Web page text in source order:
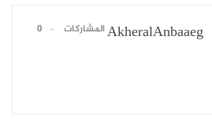
AkheralAnbaaeg
0